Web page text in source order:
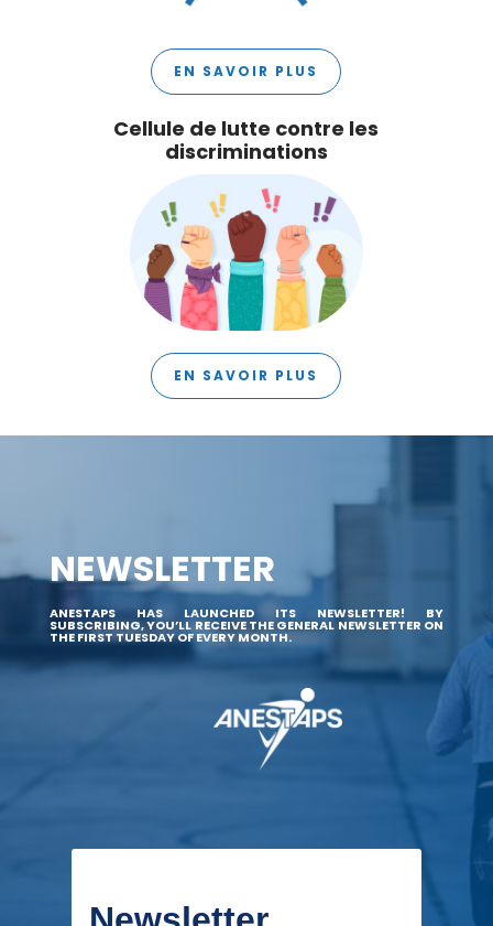
EN SAVOIR PLUS
Cellule de lutte contre les
discriminations
EN SAVOIR PLUS
NEWSLETTER
ANESTAPS HAS LAUNCHED ITS NEWSLETTER! BY
SUBSCRIBING, YOU’LL RECEIVE THE GENERAL NEWSLETTER ON
THE FIRST TUESDAY OF EVERY MONTH.